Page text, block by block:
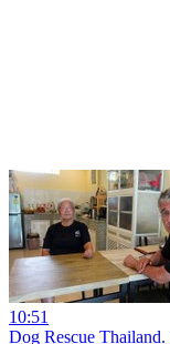
10:51
Dog Rescue